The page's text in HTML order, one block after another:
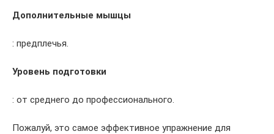
Дополнительные мышцы
: предплечья.
Уровень подготовки
: от среднего до профессионального.
Пожалуй, это самое эффективное упражнение для